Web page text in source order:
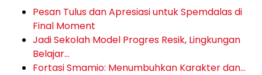
Pesan Tulus dan Apresiasi untuk Spemdalas di
Final Moment
Jadi Sekolah Model Progres Resik, Lingkungan
Belajar…
Fortasi Smamio: Menumbuhkan Karakter dan…